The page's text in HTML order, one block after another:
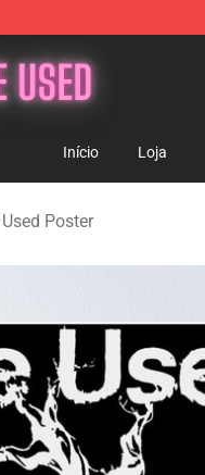
Início Loja
Poster